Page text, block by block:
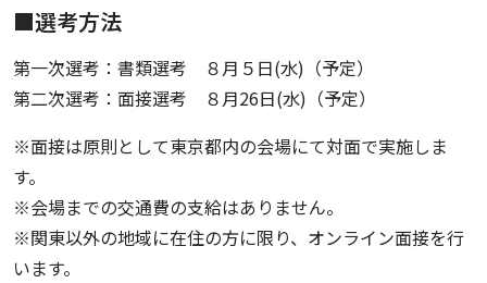
■選考方法
第一次選考：書類選考 ８月５日(水)（予定）
第二次選考：面接選考 ８月26日(水)（予定）
※面接は原則として東京都内の会場にて対面で実施しま
す。
※会場までの交通費の支給はありません。
※関東以外の地域に在住の方に限り、オンライン面接を行
います。